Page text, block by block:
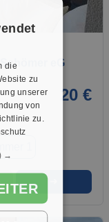
1 / 14
eG
20 €
die
zu
unserer
von
zu.
→